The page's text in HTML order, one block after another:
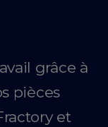
grâce à
pièces
et